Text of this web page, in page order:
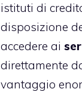
istituti di
disposizione
accedere ai
direttamente
vantaggio